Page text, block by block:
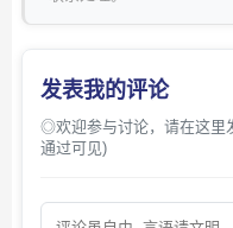
发表我的评论
◎欢迎参与讨论，请在这里
通过可见)